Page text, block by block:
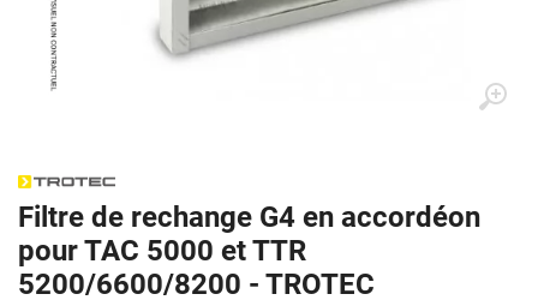
Filtre de rechange G4 en accordéon
pour TAC 5000 et TTR
5200/6600/8200 - TROTEC